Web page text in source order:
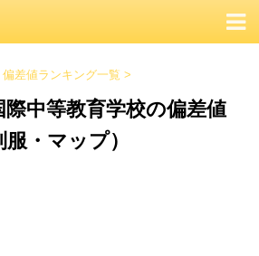
差値ランキング一覧 >
中等教育学校の偏差値
・マップ）